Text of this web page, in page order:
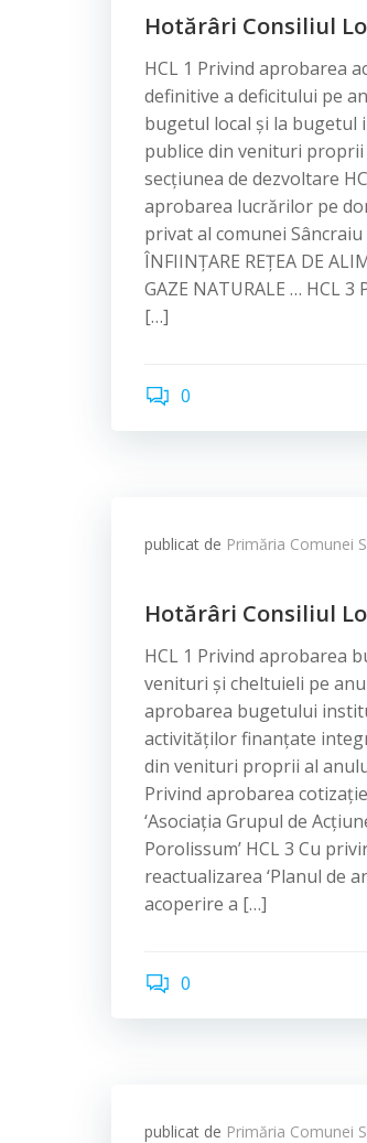
Hotărâri Consiliul
HCL 1 Privind aprobarea
definitive a deficitului pe
bugetul local și la
publice din venituri
secţiunea de dezvoltare
aprobarea lucrărilor pe
privat al comunei
ÎNFIINȚARE REȚEA DE
GAZE NATURALE … HCL
[…]
0
publicat de Primăria Comunei
Hotărâri Consiliul
HCL 1 Privind aprobarea
venituri și cheltuieli pe
aprobarea bugetului
activităților finanțate
din venituri proprii al
Privind aprobarea
‘Asociația Grupul de
Porolissum’ HCL 3 Cu
reactualizarea ‘Planul de
acoperire a […]
0
publicat de Primăria Comunei